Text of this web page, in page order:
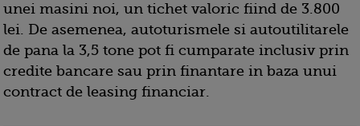
unei masini noi, un tichet valoric fiind de 3.800
lei. De asemenea, autoturismele si autoutilitarele
de pana la 3,5 tone pot fi cumparate inclusiv prin
credite bancare sau prin finantare in baza unui
contract de leasing financiar.